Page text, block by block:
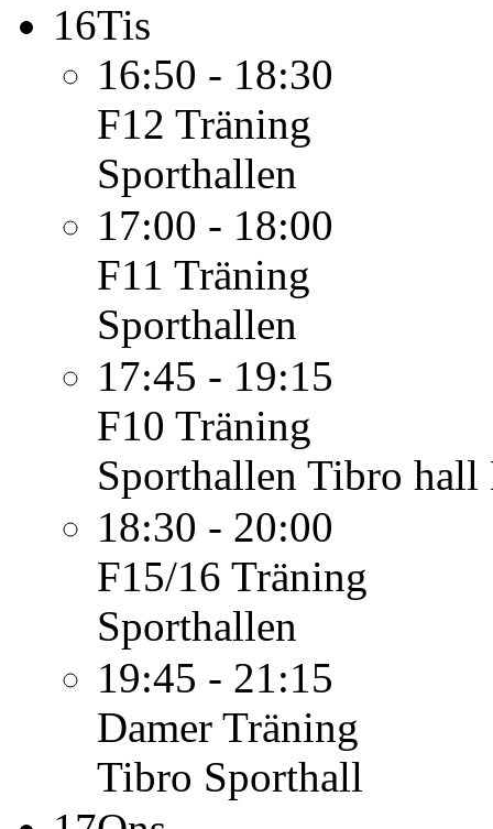
16Tis
16:50 - 18:30
F12 Träning
Sporthallen
17:00 - 18:00
F11 Träning
Sporthallen
17:45 - 19:15
F10 Träning
Sporthallen Tibro hall
18:30 - 20:00
F15/16 Träning
Sporthallen
19:45 - 21:15
Damer Träning
Tibro Sporthall